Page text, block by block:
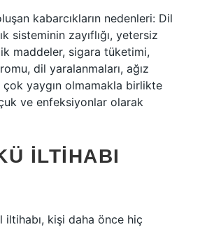
kabarcıkların nedenleri: Dil
sisteminin zayıflığı, yetersiz
maddeler, sigara tüketimi,
dil yaralanmaları, ağız
çok yaygın olmamakla birlikte
ve enfeksiyonlar olarak
ILTIHABI
iltihabı, kişi daha önce hiç